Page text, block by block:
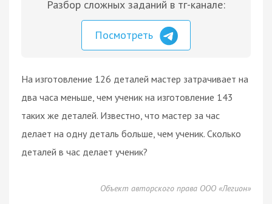
Разбор сложных заданий в тг-канале:
Посмотреть
На изготовление 126 деталей мастер затрачивает на
два часа меньше, чем ученик на изготовление 143
таких же деталей. Известно, что мастер за час
делает на одну деталь больше, чем ученик. Сколько
деталей в час делает ученик?
Объект авторского права ООО «Легион»